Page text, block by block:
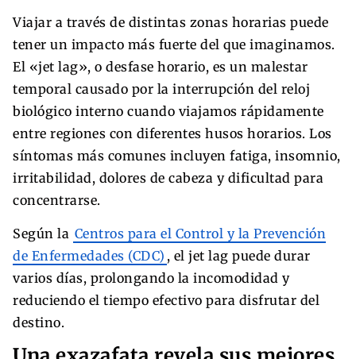
Viajar a través de distintas zonas horarias puede
tener un impacto más fuerte del que imaginamos.
El «jet lag», o desfase horario, es un malestar
temporal causado por la interrupción del reloj
biológico interno cuando viajamos rápidamente
entre regiones con diferentes husos horarios. Los
síntomas más comunes incluyen fatiga, insomnio,
irritabilidad, dolores de cabeza y dificultad para
concentrarse.
Según la Centros para el Control y la Prevención
de Enfermedades (CDC) , el jet lag puede durar
varios días, prolongando la incomodidad y
reduciendo el tiempo efectivo para disfrutar del
destino.